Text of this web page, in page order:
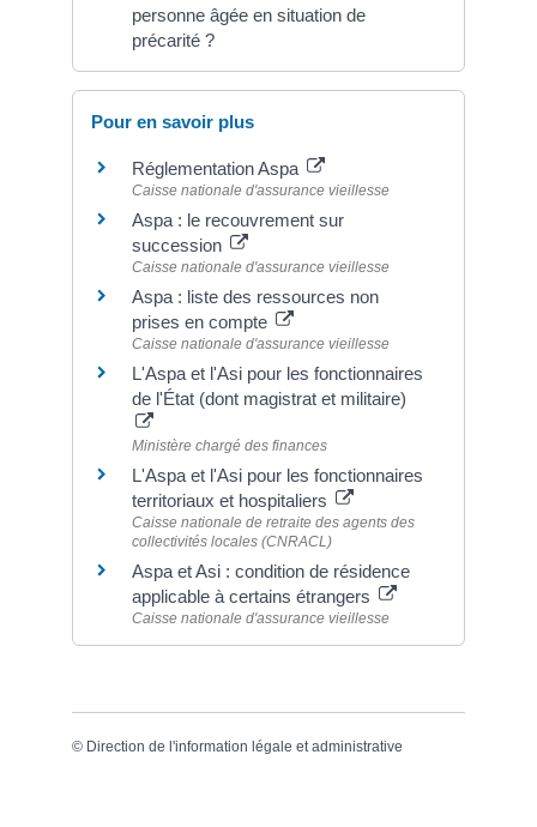
personne âgée en situation de
précarité ?
Pour en savoir plus
Réglementation Aspa
Caisse nationale d'assurance vieillesse
Aspa : le recouvrement sur
succession
Caisse nationale d'assurance vieillesse
Aspa : liste des ressources non
prises en compte
Caisse nationale d'assurance vieillesse
L'Aspa et l'Asi pour les fonctionnaires
de l'État (dont magistrat et militaire)
Ministère chargé des finances
L'Aspa et l'Asi pour les fonctionnaires
territoriaux et hospitaliers
Caisse nationale de retraite des agents des
collectivités locales (CNRACL)
Aspa et Asi : condition de résidence
applicable à certains étrangers
Caisse nationale d'assurance vieillesse
© Direction de l'information légale et administrative